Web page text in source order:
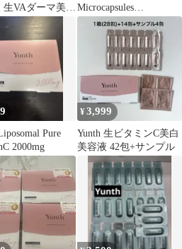
生VAダーマ美容
チノール
Microcapsules
CarbonatedPack
Pure
2000mg
¥3,999
Yunth 生ビタミンC美白
美容液 42包+サンプル